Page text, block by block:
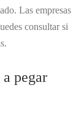
Las empresas
consultar si
pegar